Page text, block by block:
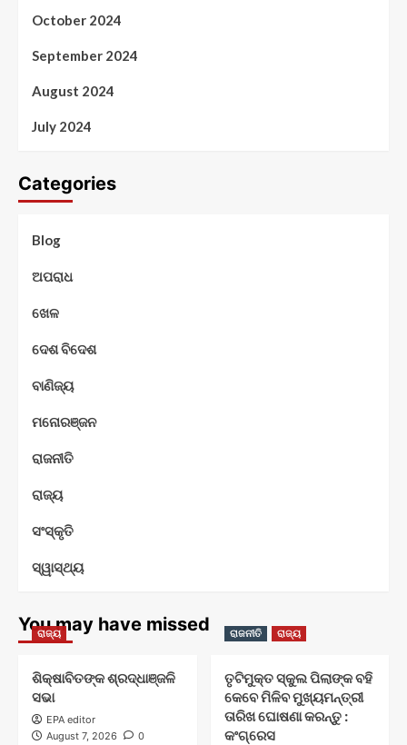
October 2024
September 2024
August 2024
July 2024
Categories
Blog
ଅପରାଧ
ଖେଳ
ଦେଶ ବିଦେଶ
ବାଣିଜ୍ୟ
ମନୋରଞ୍ଜନ
ରାଜନୀତି
ରାଜ୍ୟ
ସଂସ୍କୃତି
ସ୍ୱାସ୍ଥ୍ୟ
You may have missed
ରାଜ୍ୟ
ଶିକ୍ଷାବିତଙ୍କ ଶ୍ରଦ୍ଧାଞ୍ଜଳି
ସଭା
EPA editor
August 7, 2026
0
ରାଜନୀତି ରାଜ୍ୟ
ତୃଟିମୁକ୍ତ ସ୍କୁଲ ପିଲାଙ୍କ ବହି
କେବେ ମିଳିବ ମୁଖ୍ୟମନ୍ତ୍ରୀ
ତାରିଖ ଘୋଷଣା କରନ୍ତୁ :
କଂଗ୍ରେସ